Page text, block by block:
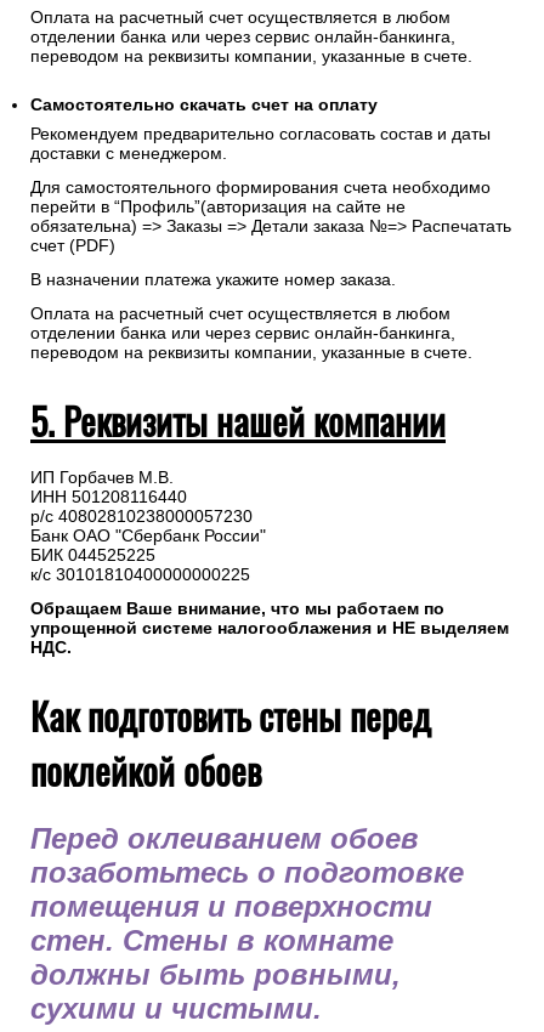
Оплата на расчетный счет осуществляется в любом
отделении банка или через сервис онлайн-банкинга,
переводом на реквизиты компании, указанные в счете.
Самостоятельно скачать счет на оплату
Рекомендуем предварительно согласовать состав и даты
доставки с менеджером.
Для самостоятельного формирования счета необходимо
перейти в “Профиль”(авторизация на сайте не
обязательна) => Заказы => Детали заказа №=> Распечатать
счет (PDF)
В назначении платежа укажите номер заказа.
Оплата на расчетный счет осуществляется в любом
отделении банка или через сервис онлайн-банкинга,
переводом на реквизиты компании, указанные в счете.
5. Реквизиты нашей компании
ИП Горбачев М.В.
ИНН 501208116440
р/с 40802810238000057230
Банк ОАО "Сбербанк России"
БИК 044525225
к/с 30101810400000000225
Обращаем Ваше внимание, что мы работаем по
упрощенной системе налогооблажения и НЕ выделяем
НДС.
Как подготовить стены перед
поклейкой обоев
Перед оклеиванием обоев
позаботьтесь о подготовке
помещения и поверхности
стен. Стены в комнате
должны быть ровными,
сухими и чистыми.